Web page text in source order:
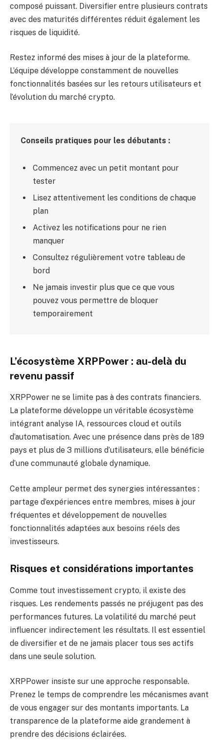
composé puissant. Diversifier entre plusieurs contrats
avec des maturités différentes réduit également les
risques de liquidité.
Restez informé des mises à jour de la plateforme.
L’équipe développe constamment de nouvelles
fonctionnalités basées sur les retours utilisateurs et
l’évolution du marché crypto.
Conseils pratiques pour les débutants :
Commencez avec un petit montant pour
tester
Lisez attentivement les conditions de chaque
plan
Activez les notifications pour ne rien
manquer
Consultez régulièrement votre tableau de
bord
Ne jamais investir plus que ce que vous
pouvez vous permettre de bloquer
temporairement
L’écosystème XRPPower : au-delà du
revenu passif
XRPPower ne se limite pas à des contrats financiers.
La plateforme développe un véritable écosystème
intégrant analyse IA, ressources cloud et outils
d’automatisation. Avec une présence dans près de 189
pays et plus de 3 millions d’utilisateurs, elle bénéficie
d’une communauté globale dynamique.
Cette ampleur permet des synergies intéressantes :
partage d’expériences entre membres, mises à jour
fréquentes et développement de nouvelles
fonctionnalités adaptées aux besoins réels des
investisseurs.
Risques et considérations importantes
Comme tout investissement crypto, il existe des
risques. Les rendements passés ne préjugent pas des
performances futures. La volatilité du marché peut
influencer indirectement les résultats. Il est essentiel
de diversifier et de ne jamais placer tous ses actifs
dans une seule solution.
XRPPower insiste sur une approche responsable.
Prenez le temps de comprendre les mécanismes avant
de vous engager sur des montants importants. La
transparence de la plateforme aide grandement à
prendre des décisions éclairées.